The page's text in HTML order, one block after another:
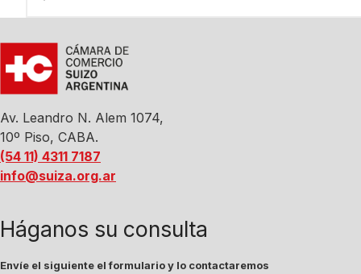
Av. Leandro N. Alem 1074,
10º Piso, CABA.
(54 11) 4311 7187
info@suiza.org.ar
Háganos su consulta
Envíe el siguiente el formulario y lo contactaremos